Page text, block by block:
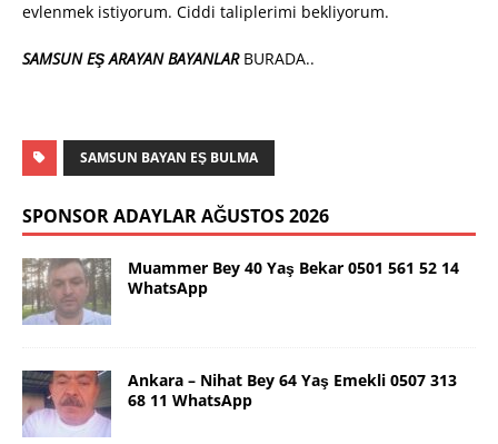
evlenmek istiyorum. Ciddi taliplerimi bekliyorum.
SAMSUN EŞ ARAYAN BAYANLARBURADA..
SAMSUN BAYAN EŞ BULMA
SPONSOR ADAYLAR AĞUSTOS 2026
Muammer Bey 40 Yaş Bekar 0501 561 52 14
WhatsApp
Ankara – Nihat Bey 64 Yaş Emekli 0507 313
68 11 WhatsApp